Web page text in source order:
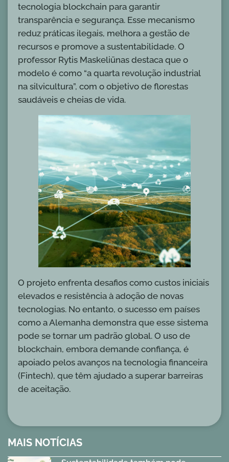
MAIS NOTÍCIAS
tecnologia blockchain para garantir
transparência e segurança. Esse mecanismo
reduz práticas ilegais, melhora a gestão de
recursos e promove a sustentabilidade. O
professor Rytis Maskeliūnas destaca que o
modelo é como “a quarta revolução industrial
na silvicultura”, com o objetivo de florestas
saudáveis e cheias de vida.
O projeto enfrenta desafios como custos iniciais
elevados e resistência à adoção de novas
tecnologias. No entanto, o sucesso em países
como a Alemanha demonstra que esse sistema
pode se tornar um padrão global. O uso de
blockchain, embora demande confiança, é
apoiado pelos avanços na tecnologia financeira
(Fintech), que têm ajudado a superar barreiras
de aceitação.